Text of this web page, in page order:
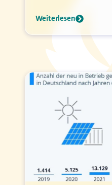
Weiterlesen